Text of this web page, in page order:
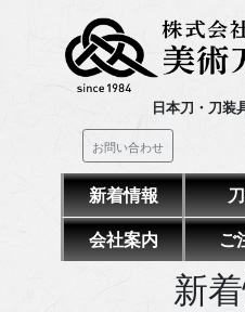
日本刀・刀装
お問い合わせ
新着情報
会社案内 ご
新